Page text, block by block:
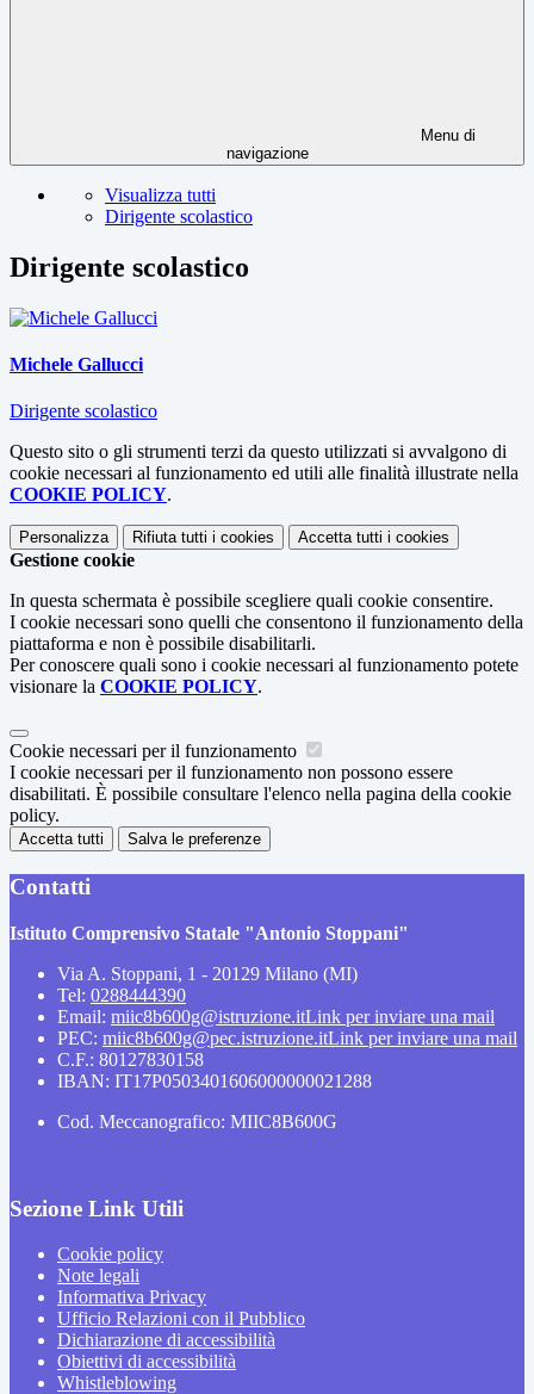
Menu di
navigazione
Visualizza tutti
Dirigente scolastico
Dirigente scolastico
Michele Gallucci
Dirigente scolastico
Questo sito o gli strumenti terzi da questo utilizzati si avvalgono di
cookie necessari al funzionamento ed utili alle finalità illustrate nella
COOKIE POLICY.
Personalizza Rifiuta tutti i cookies Accetta tutti i cookies
Gestione cookie
In questa schermata è possibile scegliere quali cookie consentire.
I cookie necessari sono quelli che consentono il funzionamento della
piattaforma e non è possibile disabilitarli.
Per conoscere quali sono i cookie necessari al funzionamento potete
visionare la COOKIE POLICY.
Cookie necessari per il funzionamento
I cookie necessari per il funzionamento non possono essere
disabilitati. È possibile consultare l'elenco nella pagina della cookie
policy.
Accetta tutti Salva le preferenze
Contatti
Istituto Comprensivo Statale "Antonio Stoppani"
Via A. Stoppani, 1 - 20129 Milano (MI)
Tel: 0288444390
Email: miic8b600g@istruzione.itLink per inviare una mail
PEC: miic8b600g@pec.istruzione.itLink per inviare una mail
C.F.: 80127830158
IBAN: IT17P0503401606000000021288
Cod. Meccanografico: MIIC8B600G
Sezione Link Utili
Cookie policy
Note legali
Informativa Privacy
Ufficio Relazioni con il Pubblico
Dichiarazione di accessibilità
Obiettivi di accessibilità
Whistleblowing